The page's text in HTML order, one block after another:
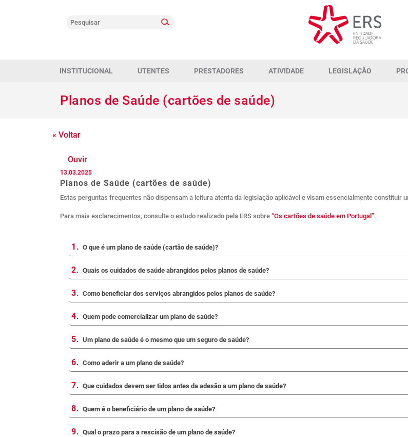
INSTITUCIONAL UTENTES PRESTADORES ATIVIDADE LEGISLAÇÃO
Planos de Saúde (cartões de saúde)
« Voltar
Ouvir
13.03.2025
Planos de Saúde (cartões de saúde)
Estas perguntas frequentes não dispensam a leitura atenta da legislação aplicável e visam essencialmente constituir
Para mais esclarecimentos, consulte o estudo realizado pela ERS sobre “Os cartões de saúde em Portugal”.
1 . O que é um plano de saúde (cartão de saúde)?
2. Quais os cuidados de saúde abrangidos pelos planos de saúde?
3. Como beneficiar dos serviços abrangidos pelos planos de saúde?
4. Quem pode comercializar um plano de saúde?
5. Um plano de saúde é o mesmo que um seguro de saúde?
6. Como aderir a um plano de saúde?
7. Que cuidados devem ser tidos antes da adesão a um plano de saúde?
8. Quem é o beneficiário de um plano de saúde?
9. Qual o prazo para a rescisão de um plano de saúde?